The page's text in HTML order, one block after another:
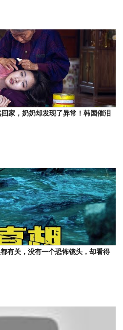
家，奶奶却发现了异常！韩国催泪
有关，没有一个恐怖镜头，却看得